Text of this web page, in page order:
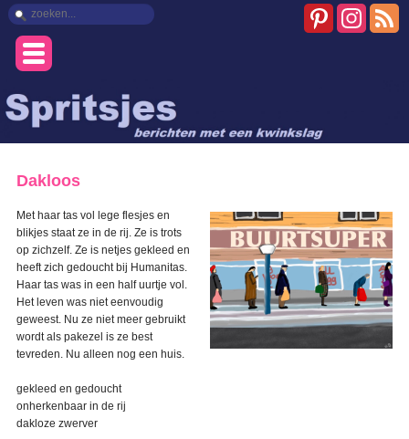
Dakloos
Met haar tas vol lege flesjes en
blikjes staat ze in de rij. Ze is trots
op zichzelf. Ze is netjes gekleed en
heeft zich gedoucht bij Humanitas.
Haar tas was in een half uurtje vol.
Het leven was niet eenvoudig
geweest. Nu ze niet meer gebruikt
wordt als pakezel is ze best
tevreden. Nu alleen nog een huis.
gekleed en gedoucht
onherkenbaar in de rij
dakloze zwerver